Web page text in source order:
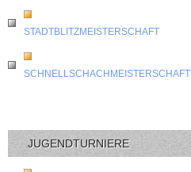
STADTBLITZMEISTERSCHAFT
SCHNELLSCHACHMEISTERSCHAFT
JUGENDTURNIERE